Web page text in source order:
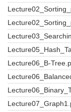
Lecture06_B-